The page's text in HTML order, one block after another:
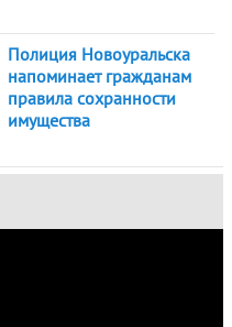
Полиция Новоуральска
напоминает гражданам
правила сохранности
имущества